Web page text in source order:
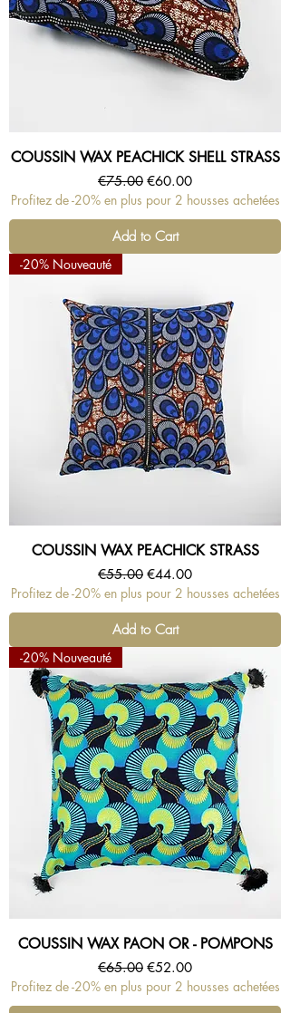
COUSSIN WAX PEACHICK SHELL STRASS
Regular Price
€75.00 Sale Price
€60.00
Profitez de -20% en plus pour 2 housses achetées
Add to Cart
-20% Nouveauté
COUSSIN WAX PEACHICK STRASS
Regular Price
€55.00 Sale Price
€44.00
Profitez de -20% en plus pour 2 housses achetées
Add to Cart
-20% Nouveauté
COUSSIN WAX PAON OR - POMPONS
Regular Price
€65.00 Sale Price
€52.00
Profitez de -20% en plus pour 2 housses achetées